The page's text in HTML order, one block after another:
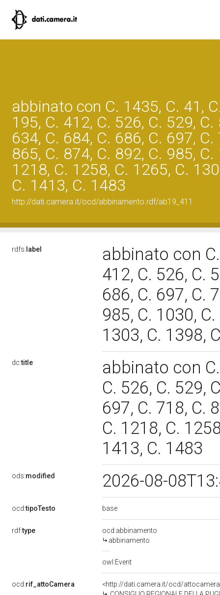
abbinato con C. 1435, C. 41,
195, C. 412, C. 526, C. 529, C.
634, C. 684, C. 686, C. 697, C.
865, C. 874, C. 892, C. 985, C.
1218, C. 1258, C. 1265, C.
C. 1413, C. 1483
http://dati.camera.it/ocd/abbinamento.rdf/ab19_411
rdfs: label
abbinato con
412, C. 526, C.
686, C. 697, C.
985, C. 1030,
1303, C. 1398,
dc:title
abbinato con
C. 526, C. 529,
697, C. 718, C.
C. 1218, C.
1413, C. 1483
ods:modified 2026-08-
ocd:tipoTesto base
rdf:type
ocd:abbinamento
abbinamento
owl:Event
ocd:rif_attoCamera
<http://dati.camera.it/ocd/